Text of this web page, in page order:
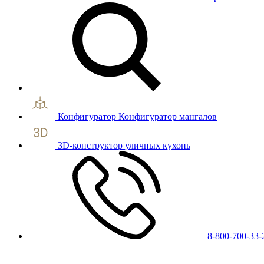
Конфигуратор Конфигуратор мангалов
3D-конструктор уличных кухонь
8-800-700-33-